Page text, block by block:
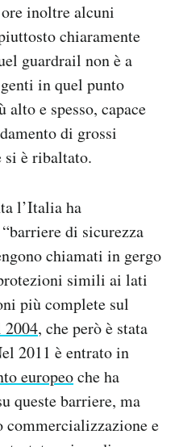
inoltre alcuni
chiaramente
guardrail non è a
in quel punto
alto e spesso, capace
di grossi
si è ribaltato.
l’Italia ha
di sicurezza
chiamati in gergo
simili ai lati
più complete sul
2004, che però è stata
2011 è entrato in
europeoche ha
queste barriere, ma
e